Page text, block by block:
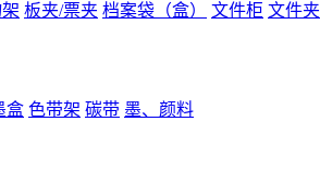
板夹/票夹 档案袋（盒） 文件柜 文件
盒 色带架 碳带 墨、颜料